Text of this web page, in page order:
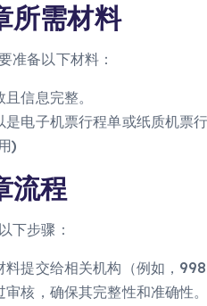
所需材料
准备以下材料：
信息完整。
电子机票行程单或纸质机票行
)
流程
下步骤：
提交给相关机构（例如，
核，确保其完整性和准确性。